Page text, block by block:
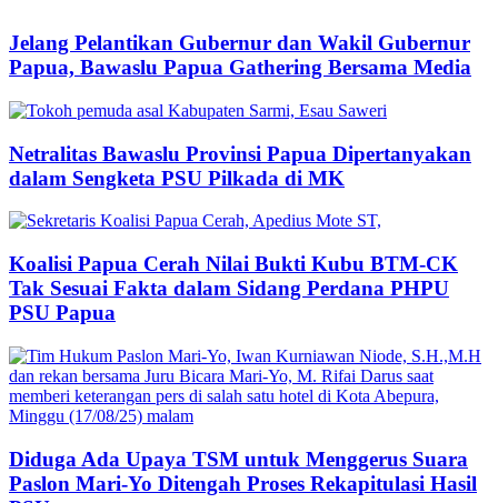
Jelang Pelantikan Gubernur dan Wakil Gubernur
Papua, Bawaslu Papua Gathering Bersama Media
Netralitas Bawaslu Provinsi Papua Dipertanyakan
dalam Sengketa PSU Pilkada di MK
Koalisi Papua Cerah Nilai Bukti Kubu BTM-CK
Tak Sesuai Fakta dalam Sidang Perdana PHPU
PSU Papua
Diduga Ada Upaya TSM untuk Menggerus Suara
Paslon Mari-Yo Ditengah Proses Rekapitulasi Hasil